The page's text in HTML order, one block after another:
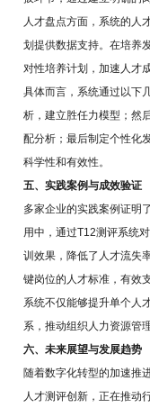
人才盘点方面，系统的人
划提供数据支持。在培养
对性培养计划，加速人才成
具体而言，系统通过以下
析，建立胜任力模型；然
配分析；最后制定个性化
科学性和有效性。
五、实践案例与成效验证
多家企业的实践案例证明
用中，通过T12测评系统
训效果，降低了人才流失
键岗位的人才标准，有效
系统不仅能够提升单个人
系，推动组织人力资源管
六、未来展望与发展趋势
随着数字化转型的加速推
人才测评创新，正在推动